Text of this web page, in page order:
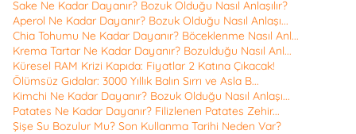
Sake Ne Kadar Dayanır? Bozuk Olduğu Nasıl Anlaşılır?
Aperol Ne Kadar Dayanır? Bozuk Olduğu Nasıl Anlaşı...
Chia Tohumu Ne Kadar Dayanır? Böceklenme Nasıl Anl...
Krema Tartar Ne Kadar Dayanır? Bozulduğu Nasıl Anl...
Küresel RAM Krizi Kapıda: Fiyatlar 2 Katına Çıkacak!
Ölümsüz Gıdalar: 3000 Yıllık Balın Sırrı ve Asla B...
Kimchi Ne Kadar Dayanır? Bozuk Olduğu Nasıl Anlaşı...
Patates Ne Kadar Dayanır? Filizlenen Patates Zehir...
Şişe Su Bozulur Mu? Son Kullanma Tarihi Neden Var?